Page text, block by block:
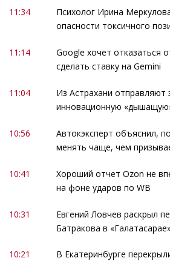
11:34
Психолог Ирина
опасности токсичного
11:14
Google хочет отказаться
сделать ставку на Gemini
11:04
Из Астрахани отправляют
инновационную
10:56
Автокэксперт объяснил,
менять чаще, чем
10:41
Хороший отчет Ozon не
на фоне ударов по WB
10:31
Евгений Ловчев раскрыл
Батракова в
10:21
В Екатеринбурге